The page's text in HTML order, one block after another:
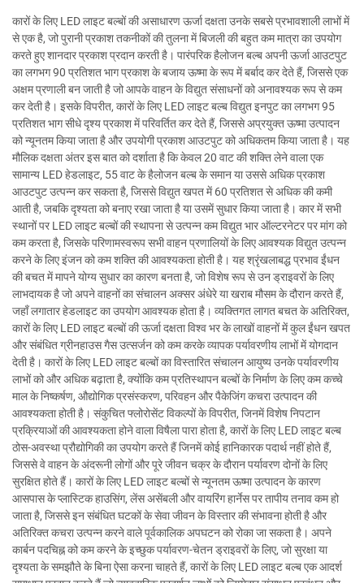
कारों के लिए LED लाइट बल्बों की असाधारण ऊर्जा दक्षता उनके सबसे प्रभावशाली लाभों में
से एक है, जो पुरानी प्रकाश तकनीकों की तुलना में बिजली की बहुत कम मात्रा का उपयोग
करते हुए शानदार प्रकाश प्रदान करती है। पारंपरिक हैलोजन बल्ब अपनी ऊर्जा आउटपुट
का लगभग 90 प्रतिशत भाग प्रकाश के बजाय ऊष्मा के रूप में बर्बाद कर देते हैं, जिससे एक
अक्षम प्रणाली बन जाती है जो आपके वाहन के विद्युत संसाधनों को अनावश्यक रूप से कम
कर देती है। इसके विपरीत, कारों के लिए LED लाइट बल्ब विद्युत इनपुट का लगभग 95
प्रतिशत भाग सीधे दृश्य प्रकाश में परिवर्तित कर देते हैं, जिससे अप्रयुक्त ऊष्मा उत्पादन
को न्यूनतम किया जाता है और उपयोगी प्रकाश आउटपुट को अधिकतम किया जाता है। यह
मौलिक दक्षता अंतर इस बात को दर्शाता है कि केवल 20 वाट की शक्ति लेने वाला एक
सामान्य LED हेडलाइट, 55 वाट के हैलोजन बल्ब के समान या उससे अधिक प्रकाश
आउटपुट उत्पन्न कर सकता है, जिससे विद्युत खपत में 60 प्रतिशत से अधिक की कमी
आती है, जबकि दृश्यता को बनाए रखा जाता है या उसमें सुधार किया जाता है। कार में सभी
स्थानों पर LED लाइट बल्बों की स्थापना से उत्पन्न कम विद्युत भार ऑल्टरनेटर पर मांग को
कम करता है, जिसके परिणामस्वरूप सभी वाहन प्रणालियों के लिए आवश्यक विद्युत उत्पन्न
करने के लिए इंजन को कम शक्ति की आवश्यकता होती है। यह श्रृंखलाबद्ध प्रभाव ईंधन
की बचत में मापने योग्य सुधार का कारण बनता है, जो विशेष रूप से उन ड्राइवरों के लिए
लाभदायक है जो अपने वाहनों का संचालन अक्सर अंधेरे या खराब मौसम के दौरान करते हैं,
जहाँ लगातार हेडलाइट का उपयोग आवश्यक होता है। व्यक्तिगत लागत बचत के अतिरिक्त,
कारों के लिए LED लाइट बल्बों की ऊर्जा दक्षता विश्व भर के लाखों वाहनों में कुल ईंधन खपत
और संबंधित ग्रीनहाउस गैस उत्सर्जन को कम करके व्यापक पर्यावरणीय लाभों में योगदान
देती है। कारों के लिए LED लाइट बल्बों का विस्तारित संचालन आयुष्य उनके पर्यावरणीय
लाभों को और अधिक बढ़ाता है, क्योंकि कम प्रतिस्थापन बल्बों के निर्माण के लिए कम कच्चे
माल के निष्कर्षण, औद्योगिक प्रसंस्करण, परिवहन और पैकेजिंग कचरा उत्पादन की
आवश्यकता होती है। संकुचित फ्लोरोसेंट विकल्पों के विपरीत, जिनमें विशेष निपटान
प्रक्रियाओं की आवश्यकता होने वाला विषैला पारा होता है, कारों के लिए LED लाइट बल्ब
ठोस-अवस्था प्रौद्योगिकी का उपयोग करते हैं जिनमें कोई हानिकारक पदार्थ नहीं होते हैं,
जिससे वे वाहन के अंदरूनी लोगों और पूरे जीवन चक्र के दौरान पर्यावरण दोनों के लिए
सुरक्षित होते हैं। कारों के लिए LED लाइट बल्बों से न्यूनतम ऊष्मा उत्पादन के कारण
आसपास के प्लास्टिक हाउसिंग, लेंस असेंबली और वायरिंग हार्नेस पर तापीय तनाव कम हो
जाता है, जिससे इन संबंधित घटकों के सेवा जीवन के विस्तार की संभावना होती है और
अतिरिक्त कचरा उत्पन्न करने वाले पूर्वकालिक अपघटन को रोका जा सकता है। अपने
कार्बन पदचिह्न को कम करने के इच्छुक पर्यावरण-चेतन ड्राइवरों के लिए, जो सुरक्षा या
दृश्यता के समझौते के बिना ऐसा करना चाहते हैं, कारों के लिए LED लाइट बल्ब एक आदर्श